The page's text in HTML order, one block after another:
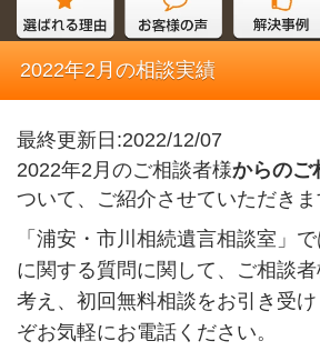
2022年2月の相談実績
最終更新日:2022/12/07
2022年2月のご相談者様からのご
ついて、ご紹介させていただきま
「浦安・市川相続遺言相談室」
に関する質問に関して、ご相談
考え、初回無料相談をお引き受
ぞお気軽にお電話ください。